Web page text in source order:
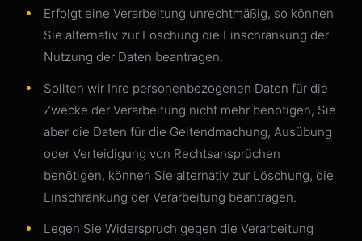
Erfolgt eine Verarbeitung unrechtmäßig, so können
Sie alternativ zur Löschung die Einschränkung der
Nutzung der Daten beantragen.
Sollten wir Ihre personenbezogenen Daten für die
Zwecke der Verarbeitung nicht mehr benötigen, Sie
aber die Daten für die Geltendmachung, Ausübung
oder Verteidigung von Rechtsansprüchen
benötigen, können Sie alternativ zur Löschung, die
Einschränkung der Verarbeitung beantragen.
Legen Sie Widerspruch gegen die Verarbeitung